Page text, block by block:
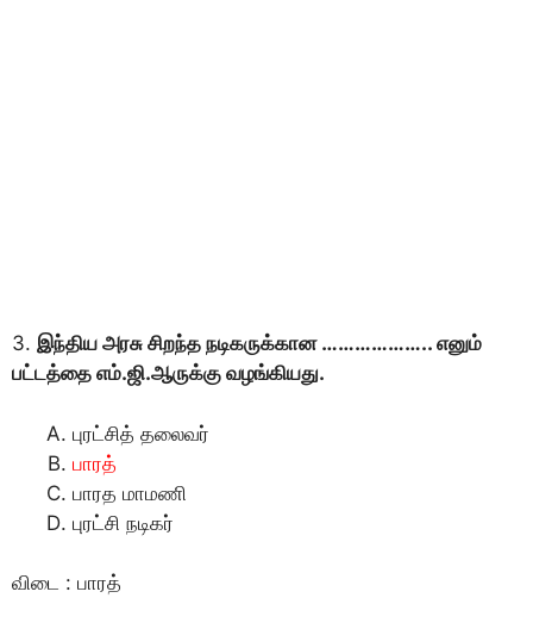
3. இந்திய அரசு சிறந்த நடிகருக்கான ……………….. எனும்
பட்டத்தை எம்.ஜி.ஆருக்கு வழங்கியது.
புரட்சித் தலைவர்
பாரத்
பாரத மாமணி
புரட்சி நடிகர்
விடை : பாரத்